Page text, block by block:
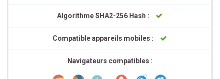
Algorithme SHA2-256 Hash :
Compatible appareils mobiles :
Navigateurs compatibles :